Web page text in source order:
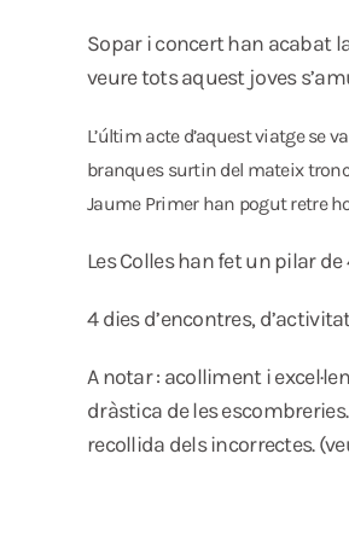
Sopar i concert han acabat
veure tots aquest joves
L’últim acte d’aquest viatge se
branques surtin del mateix
Jaume Primer han pogut retre
Les Colles han fet un pilar
4 dies d’encontres,
A notar : acolliment i
dràstica de les
recollida dels incorrectes.